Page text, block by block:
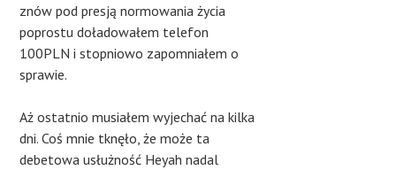
znów pod presją normowania życia
poprostu doładowałem telefon
100PLN i stopniowo zapomniałem o
sprawie.
Aż ostatnio musiałem wyjechać na kilka
dni. Coś mnie tknęło, że może ta
debetowa usłużność Heyah nadal